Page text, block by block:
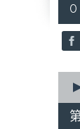
44
0
56